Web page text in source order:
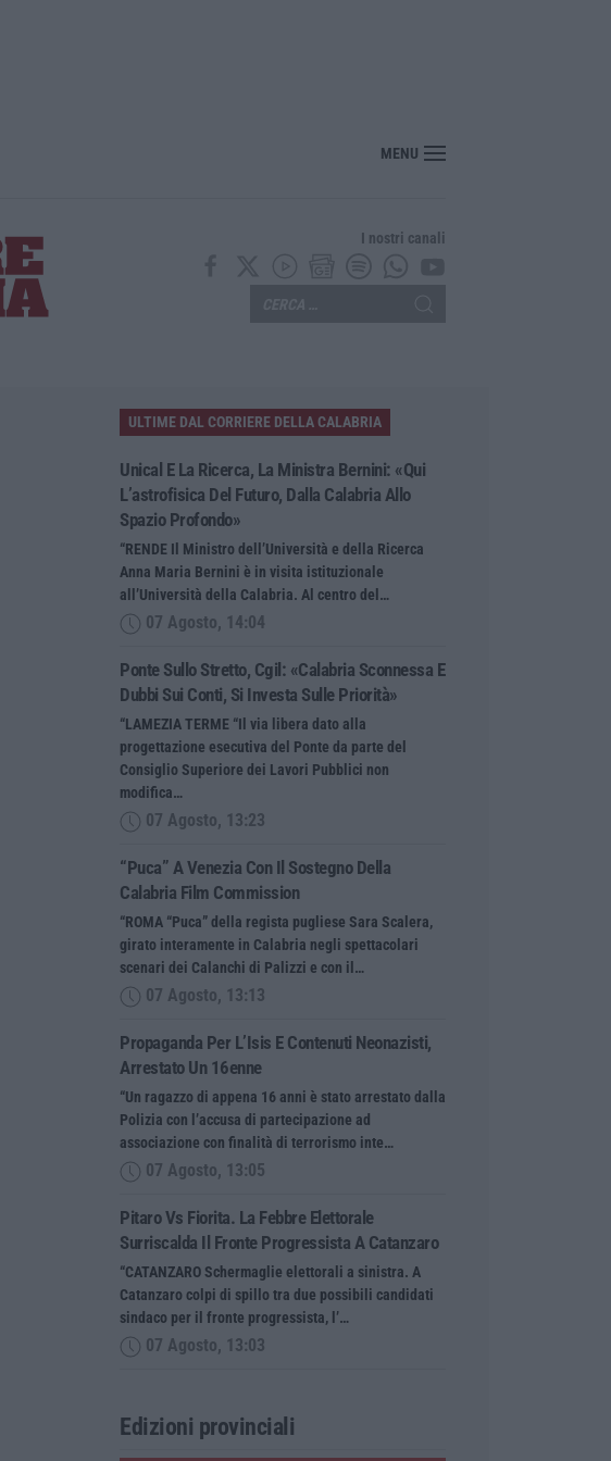
“Puca” a Venezia con il sostegno della Calabria Film Commission
MENU
I nostri canali
ULTIME DAL CORRIERE DELLA CALABRIA
Unical E La Ricerca, La Ministra Bernini: «Qui
L’astrofisica Del Futuro, Dalla Calabria Allo
Spazio Profondo»
“RENDE Il Ministro dell’Università e della Ricerca
Anna Maria Bernini è in visita istituzionale
all’Università della Calabria. Al centro del…
07 Agosto, 14:04
Ponte Sullo Stretto, Cgil: «Calabria Sconnessa E
Dubbi Sui Conti, Si Investa Sulle Priorità»
“LAMEZIA TERME “Il via libera dato alla
progettazione esecutiva del Ponte da parte del
Consiglio Superiore dei Lavori Pubblici non
modifica…
07 Agosto, 13:23
“Puca” A Venezia Con Il Sostegno Della
Calabria Film Commission
“ROMA “Puca” della regista pugliese Sara Scalera,
girato interamente in Calabria negli spettacolari
scenari dei Calanchi di Palizzi e con il…
07 Agosto, 13:13
Propaganda Per L’Isis E Contenuti Neonazisti,
Arrestato Un 16enne
“Un ragazzo di appena 16 anni è stato arrestato dalla
Polizia con l’accusa di partecipazione ad
associazione con finalità di terrorismo inte…
07 Agosto, 13:05
Pitaro Vs Fiorita. La Febbre Elettorale
Surriscalda Il Fronte Progressista A Catanzaro
“CATANZARO Schermaglie elettorali a sinistra. A
Catanzaro colpi di spillo tra due possibili candidati
sindaco per il fronte progressista, l’…
07 Agosto, 13:03
Edizioni provinciali